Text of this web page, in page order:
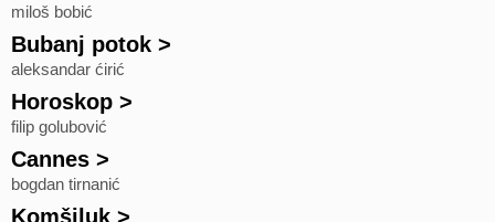
miloš bobić
Bubanj potok >
aleksandar ćirić
Horoskop >
filip golubović
Cannes >
bogdan tirnanić
Komšiluk >